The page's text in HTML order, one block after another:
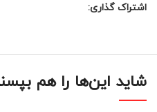
اشتراک گذاری:
شاید این‌ها را هم